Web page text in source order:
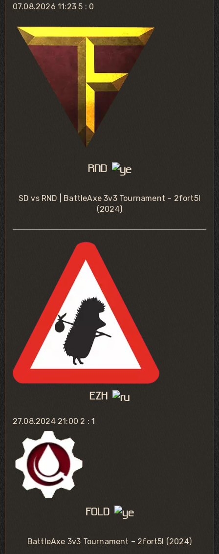
07.08.2026 11:235 : 0
RND
SD vs RND | BattleAxe 3v3 Tournament – 2fort5l
(2024)
EZH
27.08.2024 21:00 2 : 1
FOLD
BattleAxe 3v3 Tournament – 2fort5l (2024)